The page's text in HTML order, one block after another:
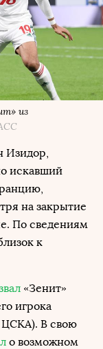
из
Изидор,
искавший
на закрытие
По сведениям
к
«Зенит»
игрока
ЦСКА). В свою
о возможном